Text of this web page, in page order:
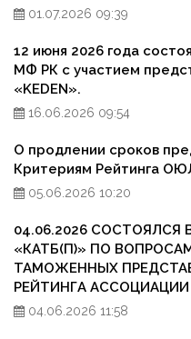
01.07.2026 09:39
12 июня 2026 года
МФ РК с участием
«KEDEN».
16.06.2026 09:54
О продлении сроков
Критериям Рейтинга
05.06.2026 10:20
04.06.2026 СОСТОЯЛСЯ
«КАТБ(П)» ПО
ТАМОЖЕННЫХ
РЕЙТИНГА АССОЦИАЦИИ
04.06.2026 11:58